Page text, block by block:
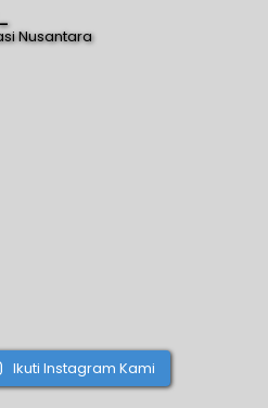
Nusantara
Ikuti Instagram Kami